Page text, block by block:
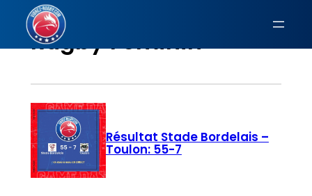
Aller
contenuRugby Féminin
Résultat Stade Bordelais –
Toulon: 55-7